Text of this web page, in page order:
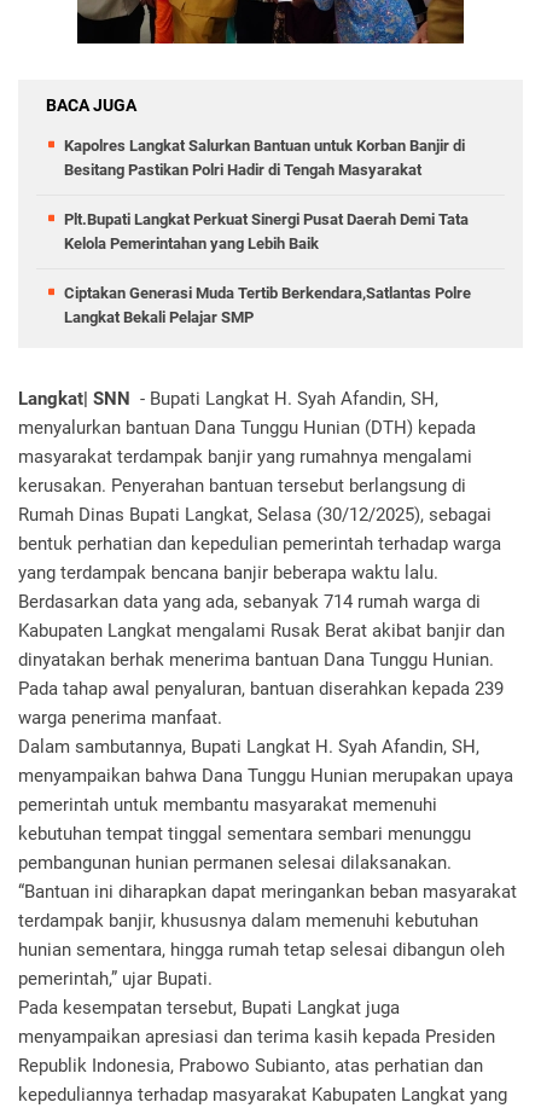
BACA JUGA
Kapolres Langkat Salurkan Bantuan untuk Korban Banjir di
Besitang Pastikan Polri Hadir di Tengah Masyarakat
Plt.Bupati Langkat Perkuat Sinergi Pusat Daerah Demi Tata
Kelola Pemerintahan yang Lebih Baik
Ciptakan Generasi Muda Tertib Berkendara,Satlantas Polre
Langkat Bekali Pelajar SMP
Langkat| SNN - Bupati Langkat H. Syah Afandin, SH,
menyalurkan bantuan Dana Tunggu Hunian (DTH) kepada
masyarakat terdampak banjir yang rumahnya mengalami
kerusakan. Penyerahan bantuan tersebut berlangsung di
Rumah Dinas Bupati Langkat, Selasa (30/12/2025), sebagai
bentuk perhatian dan kepedulian pemerintah terhadap warga
yang terdampak bencana banjir beberapa waktu lalu.
Berdasarkan data yang ada, sebanyak 714 rumah warga di
Kabupaten Langkat mengalami Rusak Berat akibat banjir dan
dinyatakan berhak menerima bantuan Dana Tunggu Hunian.
Pada tahap awal penyaluran, bantuan diserahkan kepada 239
warga penerima manfaat.
Dalam sambutannya, Bupati Langkat H. Syah Afandin, SH,
menyampaikan bahwa Dana Tunggu Hunian merupakan upaya
pemerintah untuk membantu masyarakat memenuhi
kebutuhan tempat tinggal sementara sembari menunggu
pembangunan hunian permanen selesai dilaksanakan.
“Bantuan ini diharapkan dapat meringankan beban masyarakat
terdampak banjir, khususnya dalam memenuhi kebutuhan
hunian sementara, hingga rumah tetap selesai dibangun oleh
pemerintah,” ujar Bupati.
Pada kesempatan tersebut, Bupati Langkat juga
menyampaikan apresiasi dan terima kasih kepada Presiden
Republik Indonesia, Prabowo Subianto, atas perhatian dan
kepeduliannya terhadap masyarakat Kabupaten Langkat yang